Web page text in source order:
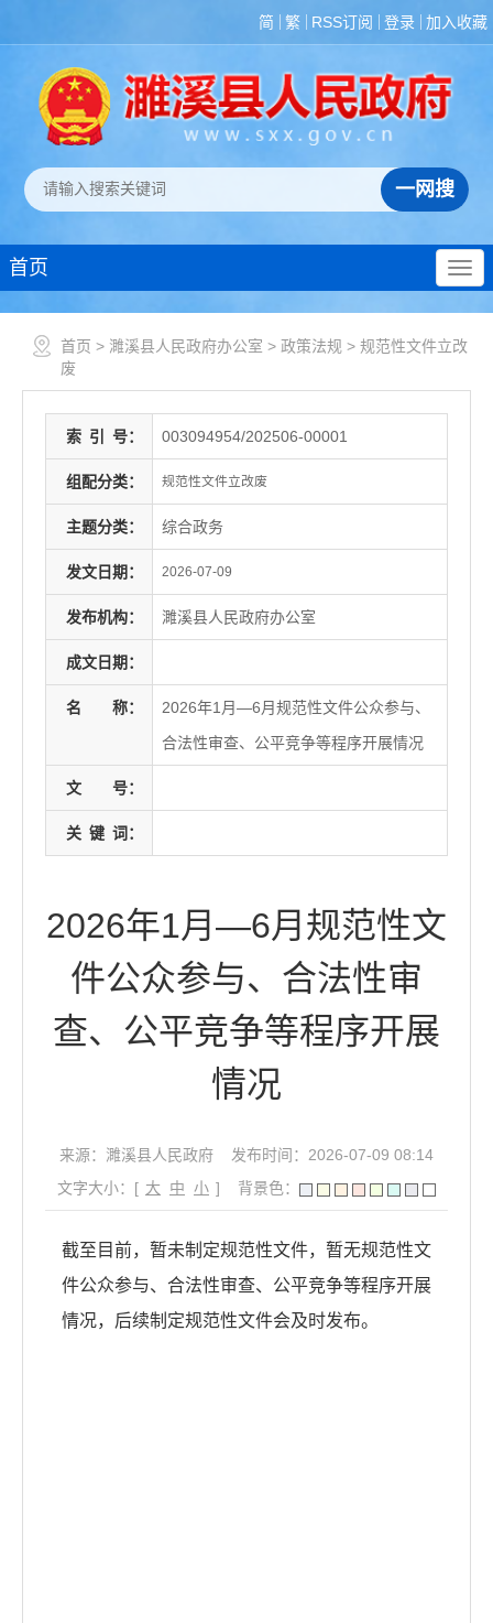
简 繁 RSS订阅 登录 加入收藏
首页
首页 > 濉溪县人民政府办公室 > 政策法规 > 规范性文件立改
废
索 引 号： 003094954/202506-00001
组配分类： 规范性文件立改废
主题分类： 综合政务
发文日期： 2026-07-09
发布机构： 濉溪县人民政府办公室
成文日期：
名 称：
2026年1月—6月规范性文件公众参与、
合法性审查、公平竞争等程序开展情况
文 号：
关 键 词：
2026年1月—6月规范性文
件公众参与、合法性审
查、公平竞争等程序开展
情况
来源：濉溪县人民政府
发布时间：2026-07-09 08:14
文字大小：[ 大 中 小 ] 背景色：
截至目前，暂未制定规范性文件，暂无规范性文
件公众参与、合法性审查、公平竞争等程序开展
情况，后续制定规范性文件会及时发布。